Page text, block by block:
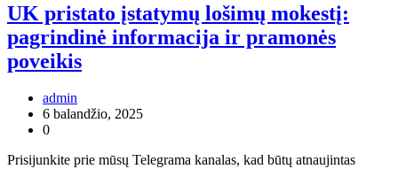
UK pristato įstatymų lošimų mokestį:
pagrindinė informacija ir pramonės
poveikis
admin
6 balandžio, 2025
0
Prisijunkite prie mūsų Telegrama kanalas, kad būtų atnaujintas